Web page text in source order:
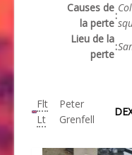
Causes de
la perte
:
Lieu de la
perte
:
Flt
Lt
Peter
Grenfell